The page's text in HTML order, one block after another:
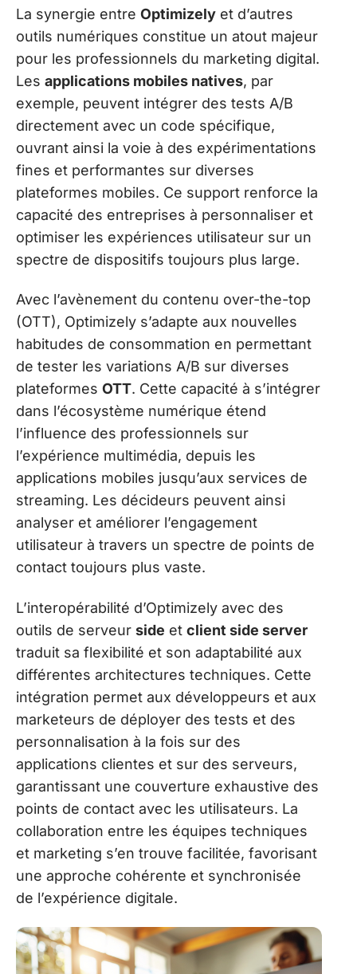
La synergie entre Optimizely et d’autres
outils numériques constitue un atout majeur
pour les professionnels du marketing digital.
Les applications mobiles natives, par
exemple, peuvent intégrer des tests A/B
directement avec un code spécifique,
ouvrant ainsi la voie à des expérimentations
fines et performantes sur diverses
plateformes mobiles. Ce support renforce la
capacité des entreprises à personnaliser et
optimiser les expériences utilisateur sur un
spectre de dispositifs toujours plus large.
Avec l’avènement du contenu over-the-top
(OTT), Optimizely s’adapte aux nouvelles
habitudes de consommation en permettant
de tester les variations A/B sur diverses
plateformes OTT. Cette capacité à s’intégrer
dans l’écosystème numérique étend
l’influence des professionnels sur
l’expérience multimédia, depuis les
applications mobiles jusqu’aux services de
streaming. Les décideurs peuvent ainsi
analyser et améliorer l’engagement
utilisateur à travers un spectre de points de
contact toujours plus vaste.
L’interopérabilité d’Optimizely avec des
outils de serveur side et client side server
traduit sa flexibilité et son adaptabilité aux
différentes architectures techniques. Cette
intégration permet aux développeurs et aux
marketeurs de déployer des tests et des
personnalisation à la fois sur des
applications clientes et sur des serveurs,
garantissant une couverture exhaustive des
points de contact avec les utilisateurs. La
collaboration entre les équipes techniques
et marketing s’en trouve facilitée, favorisant
une approche cohérente et synchronisée
de l’expérience digitale.